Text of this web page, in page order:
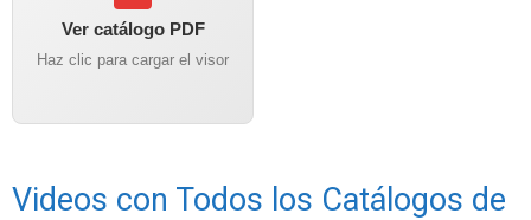
Ver catálogo PDF
Haz clic para cargar el visor
Videos con Todos los Catálogos de